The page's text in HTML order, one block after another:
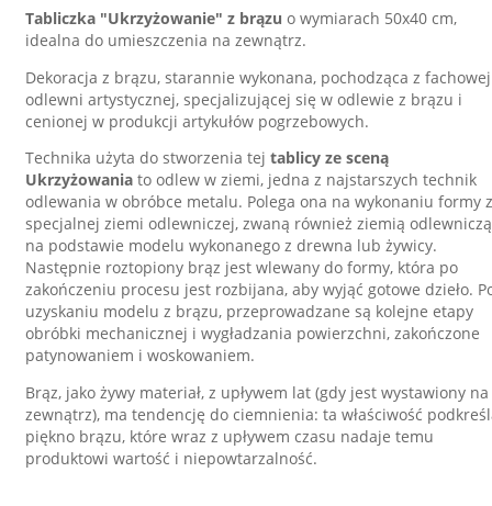
Tabliczka "Ukrzyżowanie" z brązu o wymiarach 50x40 cm,
idealna do umieszczenia na zewnątrz.
Dekoracja z brązu, starannie wykonana, pochodząca z fachowej
odlewni artystycznej, specjalizującej się w odlewie z brązu i
cenionej w produkcji artykułów pogrzebowych.
Technika użyta do stworzenia tej tablicy ze sceną
Ukrzyżowania to odlew w ziemi, jedna z najstarszych technik
odlewania w obróbce metalu. Polega ona na wykonaniu formy z
specjalnej ziemi odlewniczej, zwaną również ziemią
na podstawie modelu wykonanego z drewna lub żywicy.
Następnie roztopiony brąz jest wlewany do formy, która po
zakończeniu procesu jest rozbijana, aby wyjąć gotowe dzieło.
uzyskaniu modelu z brązu, przeprowadzane są kolejne etapy
obróbki mechanicznej i wygładzania powierzchni, zakończone
patynowaniem i woskowaniem.
Brąz, jako żywy materiał, z upływem lat (gdy jest wystawiony na
zewnątrz), ma tendencję do ciemnienia: ta właściwość
piękno brązu, które wraz z upływem czasu nadaje temu
produktowi wartość i niepowtarzalność.